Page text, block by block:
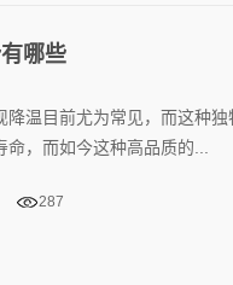
哪些
降温目前尤为常见，而这种
，而如今这种高品质的...
287